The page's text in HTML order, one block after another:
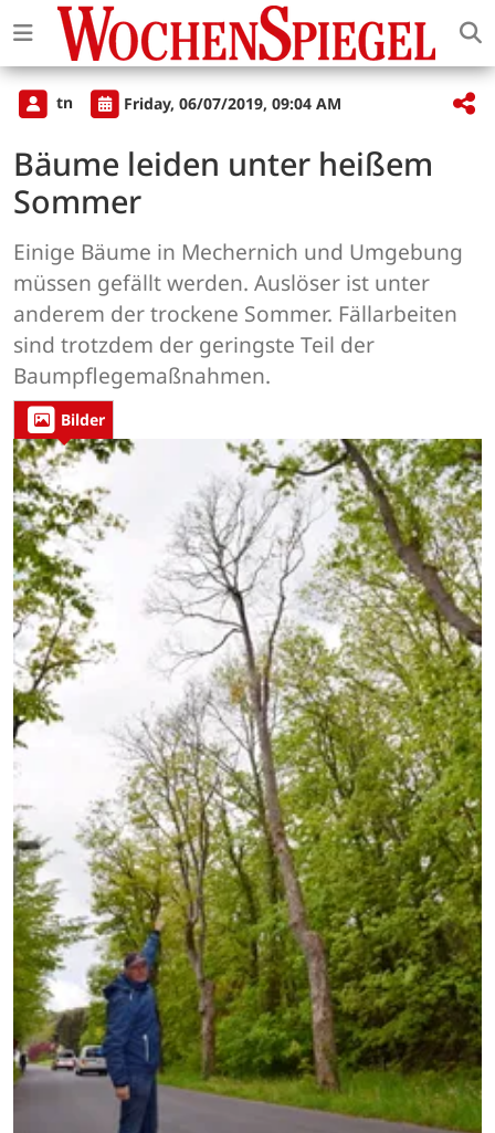
tn Friday, 06/07/2019, 09:04 AM
Bäume leiden unter heißem
Sommer
Einige Bäume in Mechernich und Umgebung
müssen gefällt werden. Auslöser ist unter
anderem der trockene Sommer. Fällarbeiten
sind trotzdem der geringste Teil der
Baumpflegemaßnahmen.
Bilder